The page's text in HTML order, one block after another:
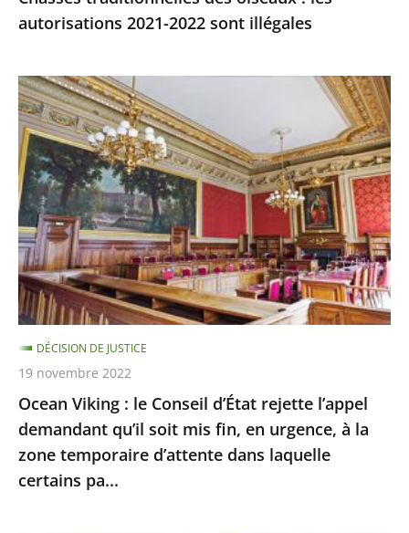
autorisations 2021-2022 sont illégales
Ocean
Viking
:
le
Conseil
d’État
rejette
l’appel
demandant
qu’il
soit
mis
fin,
en
urgence,
Ocean Viking : le Conseil d’État rejette l’appel
demandant qu’il soit mis fin, en urgence, à la
zone temporaire d’attente dans laquelle
certains pa...
DÉCISION DE JUSTICE
19 novembre 2022